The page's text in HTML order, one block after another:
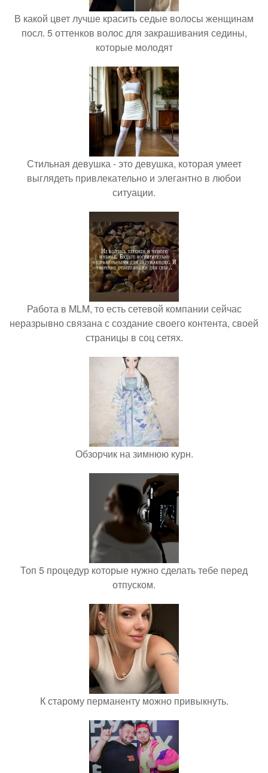
В какой цвет лучше красить седые волосы женщинам
посл. 5 оттенков волос для закрашивания седины,
которые молодят
Стильная девушка - это девушка, которая умеет
выглядеть привлекательно и элегантно в любои
ситуации.
Работа в MLM, то есть сетевой компании сейчас
неразрывно связана с создание своего контента, своей
страницы в соц сетях.
Обзорчик на зимнюю курн.
Топ 5 процедур которые нужно сделать тебе перед
отпуском.
К старому перманенту можно привыкнуть.